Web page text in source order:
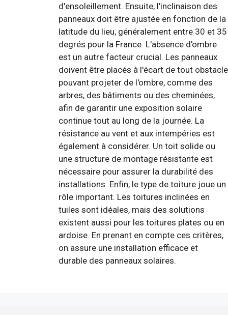
d'ensoleillement. Ensuite, l'inclinaison des
panneaux doit être ajustée en fonction de la
latitude du lieu, généralement entre 30 et 35
degrés pour la France. L'absence d'ombre
est un autre facteur crucial. Les panneaux
doivent être placés à l'écart de tout obstacle
pouvant projeter de l'ombre, comme des
arbres, des bâtiments ou des cheminées,
afin de garantir une exposition solaire
continue tout au long de la journée. La
résistance au vent et aux intempéries est
également à considérer. Un toit solide ou
une structure de montage résistante est
nécessaire pour assurer la durabilité des
installations. Enfin, le type de toiture joue un
rôle important. Les toitures inclinées en
tuiles sont idéales, mais des solutions
existent aussi pour les toitures plates ou en
ardoise. En prenant en compte ces critères,
on assure une installation efficace et
durable des panneaux solaires.